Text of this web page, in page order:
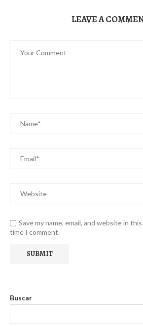
LEAVE A
Save my name, email, and website in
time I comment.
Buscar